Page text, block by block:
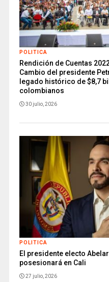
POLITICA
Rendición de Cuentas
Cambio del presidente
legado histórico de $8,7
colombianos
30 julio, 2026
POLITICA
El presidente electo
posesionará en Cali
27 julio, 2026